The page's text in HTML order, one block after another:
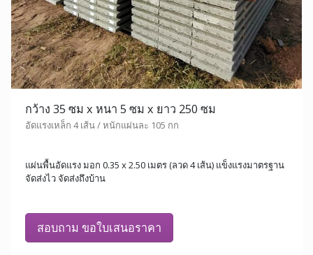
กว้าง 35 ซม x หนา 5 ซม x ยาว 250 ซม
อัดแรงเหล็ก 4 เส้น / หนักแผ่นละ 105 กก
แผ่นพื้นอัดแรง มอก 0.35 x 2.50 เมตร (ลวด 4 เส้น) แข็งแรงมาตรฐาน
จัดส่งไว จัดส่งถึงบ้าน
สอบถาม ขอใบเสนอราคา